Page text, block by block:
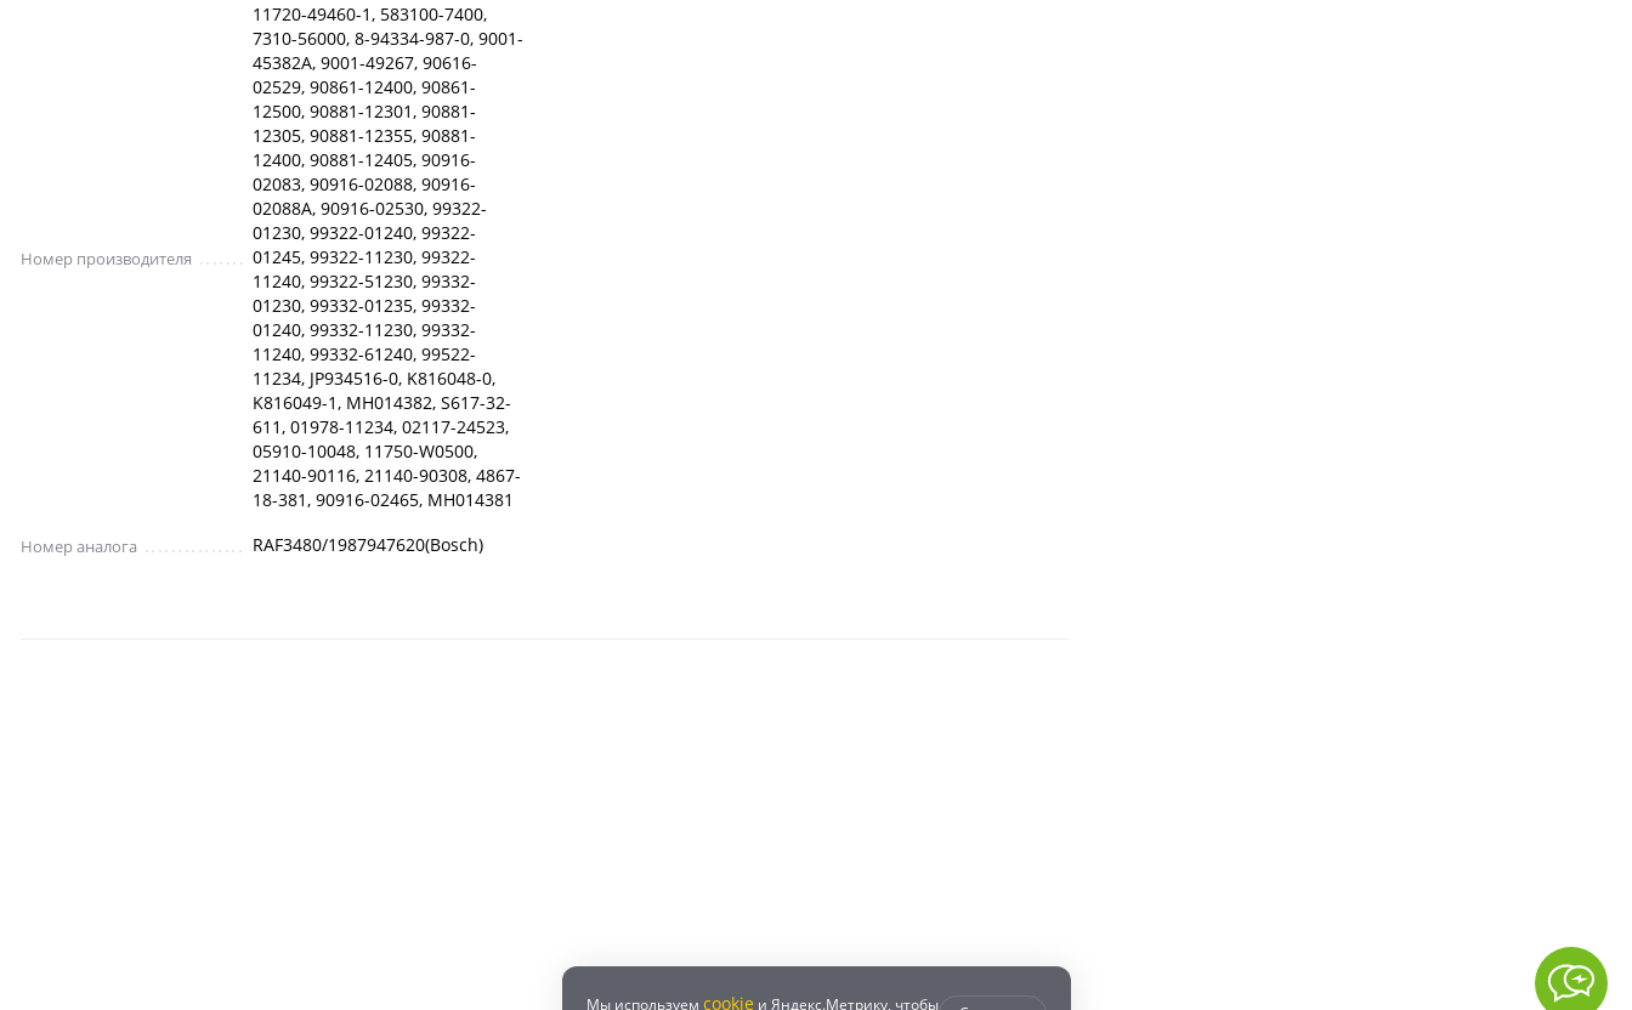
Номер производителя
11720-49460-1, 583100-7400,
7310-56000, 8-94334-987-0, 9001-
45382A, 9001-49267, 90616-
02529, 90861-12400, 90861-
12500, 90881-12301, 90881-
12305, 90881-12355, 90881-
12400, 90881-12405, 90916-
02083, 90916-02088, 90916-
02088A, 90916-02530, 99322-
01230, 99322-01240, 99322-
01245, 99322-11230, 99322-
11240, 99322-51230, 99332-
01230, 99332-01235, 99332-
01240, 99332-11230, 99332-
11240, 99332-61240, 99522-
11234, JP934516-0, K816048-0,
K816049-1, MH014382, S617-32-
611, 01978-11234, 02117-24523,
05910-10048, 11750-W0500,
21140-90116, 21140-90308, 4867-
18-381, 90916-02465, MH014381
Номер аналога RAF3480/1987947620(Bosch)
Мы используем cookie и Яндекс.Метрику, чтобы